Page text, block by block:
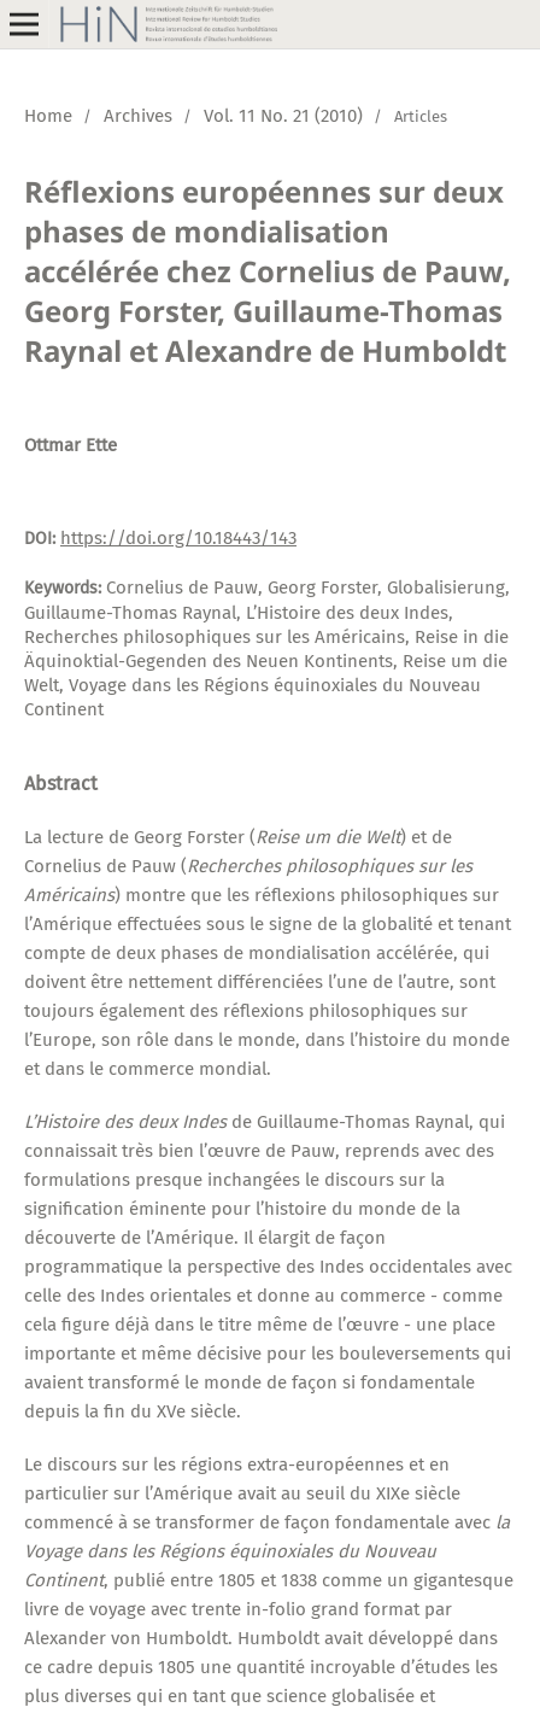
Home / Archives / Vol. 11 No. 21 (2010) / Articles
Réflexions européennes sur deux
phases de mondialisation
accélérée chez Cornelius de Pauw,
Georg Forster, Guillaume-Thomas
Raynal et Alexandre de Humboldt
Ottmar Ette
DOI: https://doi.org/10.18443/143
Keywords: Cornelius de Pauw, Georg Forster, Globalisierung,
Guillaume-Thomas Raynal, L’Histoire des deux Indes,
Recherches philosophiques sur les Américains, Reise in die
Äquinoktial-Gegenden des Neuen Kontinents, Reise um die
Welt, Voyage dans les Régions équinoxiales du Nouveau
Continent
Abstract
La lecture de Georg Forster (Reise um die Welt) et de
Cornelius de Pauw (Recherches philosophiques sur les
Américains) montre que les réflexions philosophiques sur
l’Amérique effectuées sous le signe de la globalité et tenant
compte de deux phases de mondialisation accélérée, qui
doivent être nettement différenciées l’une de l’autre, sont
toujours également des réflexions philosophiques sur
l’Europe, son rôle dans le monde, dans l’histoire du monde
et dans le commerce mondial.
L’Histoire des deux Indesde Guillaume-Thomas Raynal, qui
connaissait très bien l’œuvre de Pauw, reprends avec des
formulations presque inchangées le discours sur la
signification éminente pour l’histoire du monde de la
découverte de l’Amérique. Il élargit de façon
programmatique la perspective des Indes occidentales avec
celle des Indes orientales et donne au commerce - comme
cela figure déjà dans le titre même de l’œuvre - une place
importante et même décisive pour les bouleversements qui
avaient transformé le monde de façon si fondamentale
depuis la fin du XVe siècle.
Le discours sur les régions extra-européennes et en
particulier sur l’Amérique avait au seuil du XIXe siècle
commencé à se transformer de façon fondamentale avec la
Voyage dans les Régions équinoxiales du Nouveau
Continent, publié entre 1805 et 1838 comme un gigantesque
livre de voyage avec trente in-folio grand format par
Alexander von Humboldt. Humboldt avait développé dans
ce cadre depuis 1805 une quantité incroyable d’études les
plus diverses qui en tant que science globalisée et